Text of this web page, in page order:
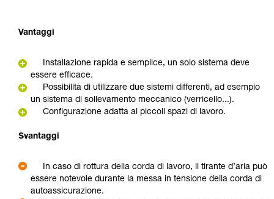
Vantaggi
Installazione rapida e semplice, un solo sistema deve
essere efficace.
Possibilità di utilizzare due sistemi differenti, ad esempio
un sistema di sollevamento meccanico (verricello...).
Configurazione adatta ai piccoli spazi di lavoro.
Svantaggi
In caso di rottura della corda di lavoro, il tirante d’aria può
essere notevole durante la messa in tensione della corda di
autoassicurazione.